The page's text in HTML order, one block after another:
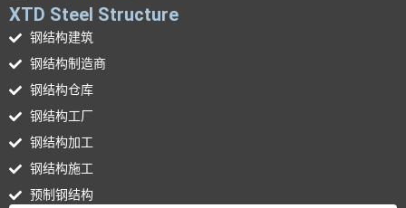
XTD Steel Structure
钢结构建筑
钢结构制造商
钢结构仓库
钢结构工厂
钢结构加工
钢结构施工
预制钢结构